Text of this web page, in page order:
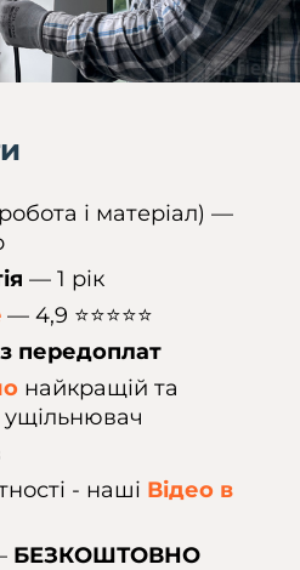
і матеріал) —
— 1 рік
— 4,9 ⭐️⭐️⭐️⭐️⭐️
передоплат
найкращій та
ущільнювач
- наші Відео в
БЕЗКОШТОВНО